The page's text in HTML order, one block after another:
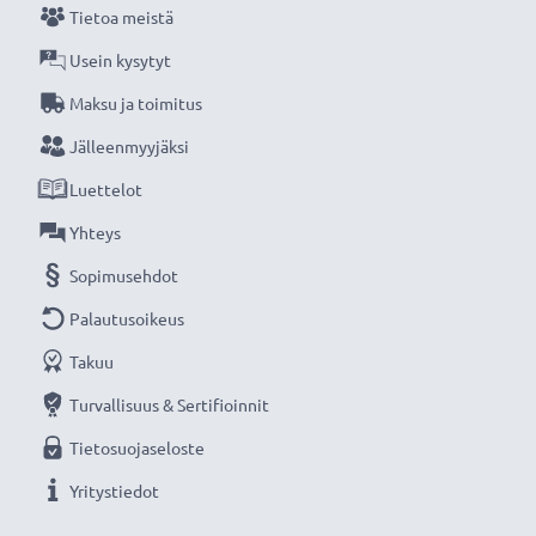
Tietoa meistä
Usein kysytyt
Maksu ja toimitus
Jälleenmyyjäksi
Luettelot
Yhteys
Sopimusehdot
Palautusoikeus
Takuu
Turvallisuus & Sertifioinnit
Tietosuojaseloste
Yritystiedot